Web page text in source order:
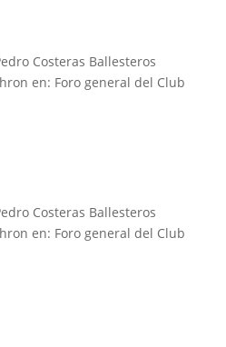
Costeras Ballesteros
en: Foro general del Club
Costeras Ballesteros
en: Foro general del Club